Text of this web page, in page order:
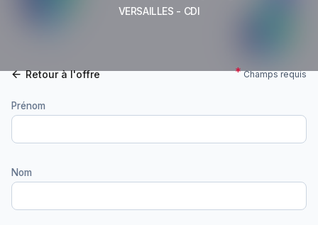
VERSAILLES - CDI
Retour à l'offre Champs requis
Prénom
Nom